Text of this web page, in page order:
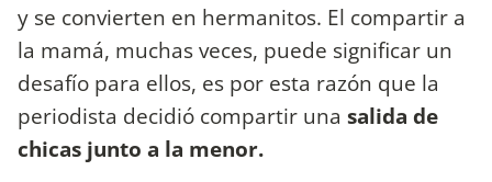
y se convierten en hermanitos. El compartir a
la mamá, muchas veces, puede significar un
desafío para ellos, es por esta razón que la
periodista decidió compartir una salida de
chicas junto a la menor.